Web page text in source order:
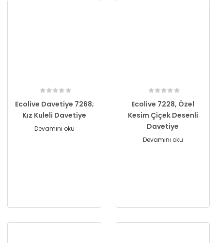
Ecolive Davetiye 7268;
Kız Kuleli Davetiye
Devamını oku
Ecolive 7228, Özel
Kesim Çiçek Desenli
Davetiye
Devamını oku